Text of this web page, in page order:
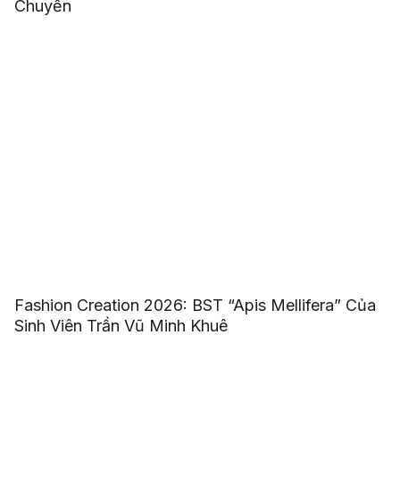
Chuyển
Fashion Creation 2026: BST “Apis Mellifera” Của
Sinh Viên Trần Vũ Minh Khuê